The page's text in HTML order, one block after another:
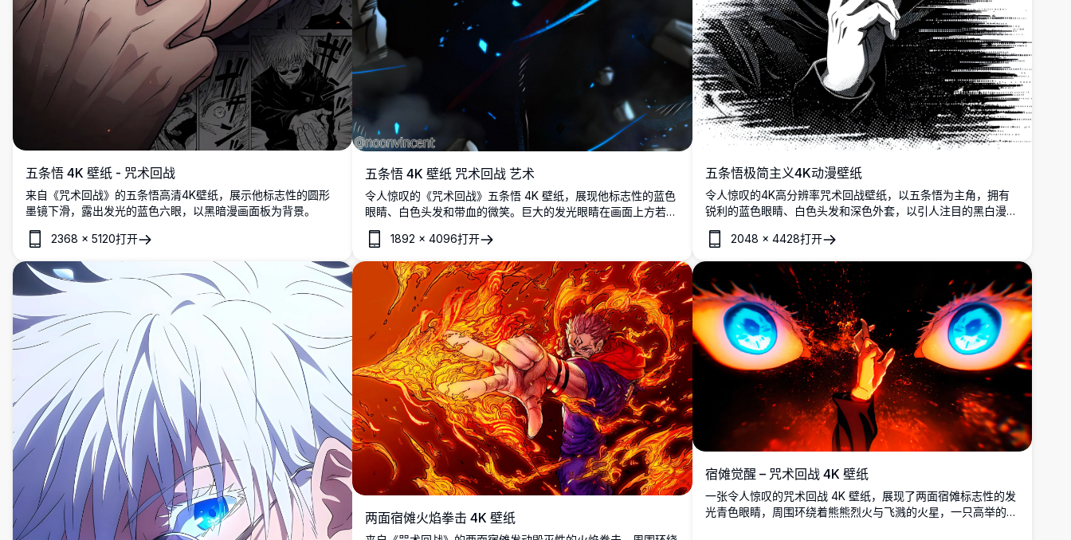
五条悟 4K 壁纸 - 咒术回战
来自《咒术回战》的五条悟高清4K壁纸，展示他标志性的圆形
墨镜下滑，露出发光的蓝色六眼，以黑暗漫画面板为背景。
2368 × 5120打开
五条悟 4K 壁纸 咒术回战 艺术
令人惊叹的《咒术回战》五条悟 4K 壁纸，展现他标志性的蓝色
眼睛、白色头发和带血的微笑。巨大的发光眼睛在画面上方若隐
若现，这是由 @noonvincent 创作的电影感高分辨率同人艺
术。
1892 ×4096打开
五条悟极简主义4K动漫壁纸
令人惊叹的4K高分辨率咒术回战壁纸，以五条悟为主角，拥有
锐利的蓝色眼睛、白色头发和深色外套，以引人注目的黑白漫画
2048 × 4428打开
两面宿傩火焰拳击 4K 壁纸
宿傩觉醒 – 咒术回战 4K 壁纸
一张令人惊叹的咒术回战 4K 壁纸，展现了两面宿傩标志性的发
光青色眼睛，周围环绕着熊熊烈火与飞溅的火星，一只高举的手